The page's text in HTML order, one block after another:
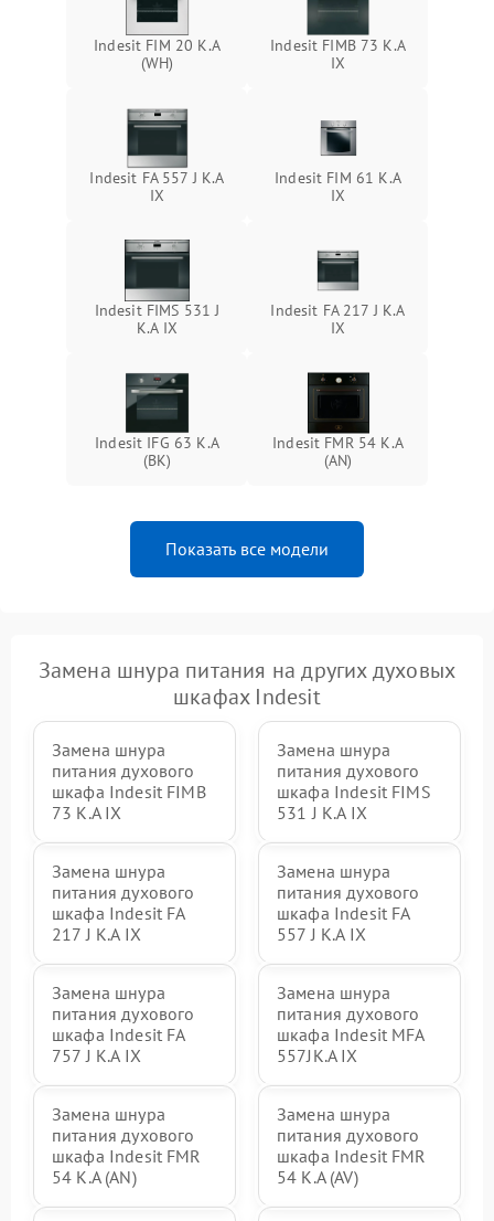
Indesit FIM 20 K.A
(WH)
Indesit FIMB 73 K.A
IX
Indesit FA 557 J K.A
IX
Indesit FIM 61 K.A
IX
Indesit FIMS 531 J
K.A IX
Indesit FA 217 J K.A
IX
Indesit IFG 63 K.A
(BK)
Indesit FMR 54 K.A
(AN)
Показать все модели
Замена шнура питания на других духовых
шкафах Indesit
Замена шнура
питания духового
шкафа Indesit FIMB
73 K.A IX
Замена шнура
питания духового
шкафа Indesit FIMS
531 J K.A IX
Замена шнура
питания духового
шкафа Indesit FA
217 J K.A IX
Замена шнура
питания духового
шкафа Indesit FA
557 J K.A IX
Замена шнура
питания духового
шкафа Indesit FA
757 J K.A IX
Замена шнура
питания духового
шкафа Indesit MFA
557JK.A IX
Замена шнура
питания духового
шкафа Indesit FMR
54 K.A (AN)
Замена шнура
питания духового
шкафа Indesit FMR
54 K.A (AV)